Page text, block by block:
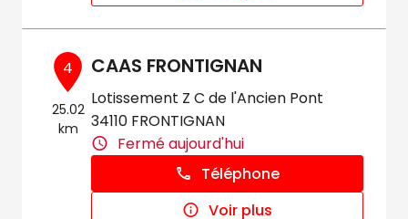
4
25.02
km
CAAS FRONTIGNAN
Lotissement Z C de l'Ancien Pont
34110 FRONTIGNAN
Fermé aujourd'hui
Téléphone
Voir plus